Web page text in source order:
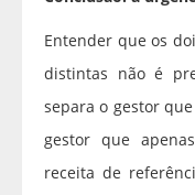
Entender que os
distintas não é
separa o gestor
gestor que
receita de